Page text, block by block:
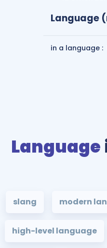
Language
in a language :
Language
slang modern
high-level language